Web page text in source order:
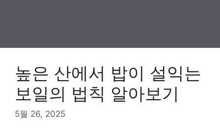
높은 산에서 밥이 설익는
보일의 법칙 알아보기
5월 26, 2025